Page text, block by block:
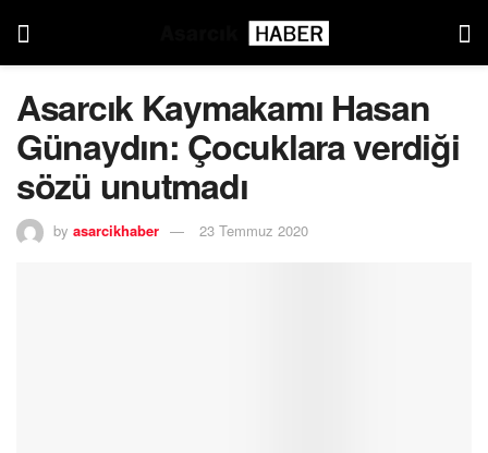
Asarcık Kaymakamı Hasan
Günaydın: Çocuklara verdiği
sözü unutmadı
by asarcikhaber 23 Temmuz 2020